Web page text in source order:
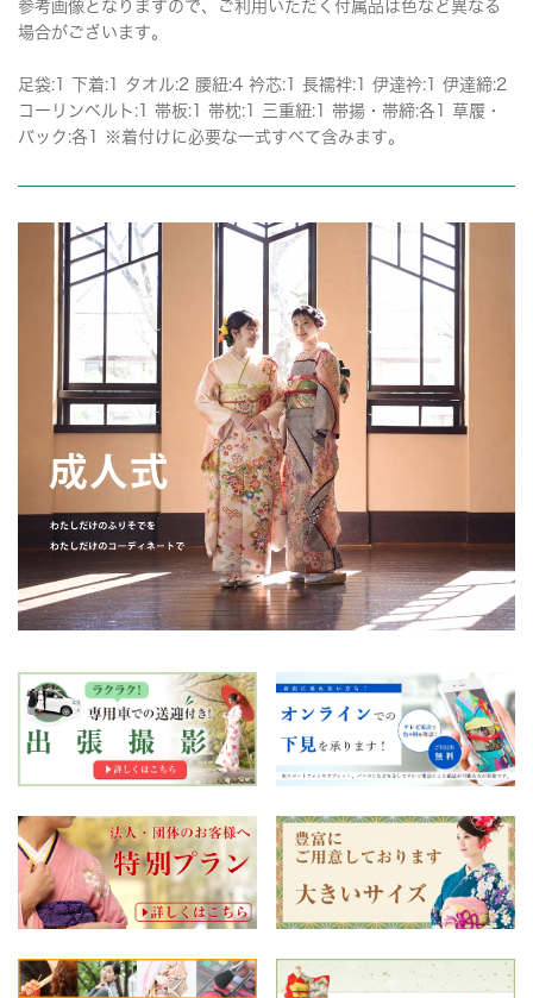
参考画像となりますので、ご利用いただく付属品は色など異なる
場合がございます。
足袋:1 下着:1 タオル:2 腰紐:4 衿芯:1 長襦袢:1 伊達衿:1 伊達締:2
コーリンベルト:1 帯板:1 帯枕:1 三重紐:1 帯揚・帯締:各1 草履・
バック:各1 ※着付けに必要な一式すべて含みます。